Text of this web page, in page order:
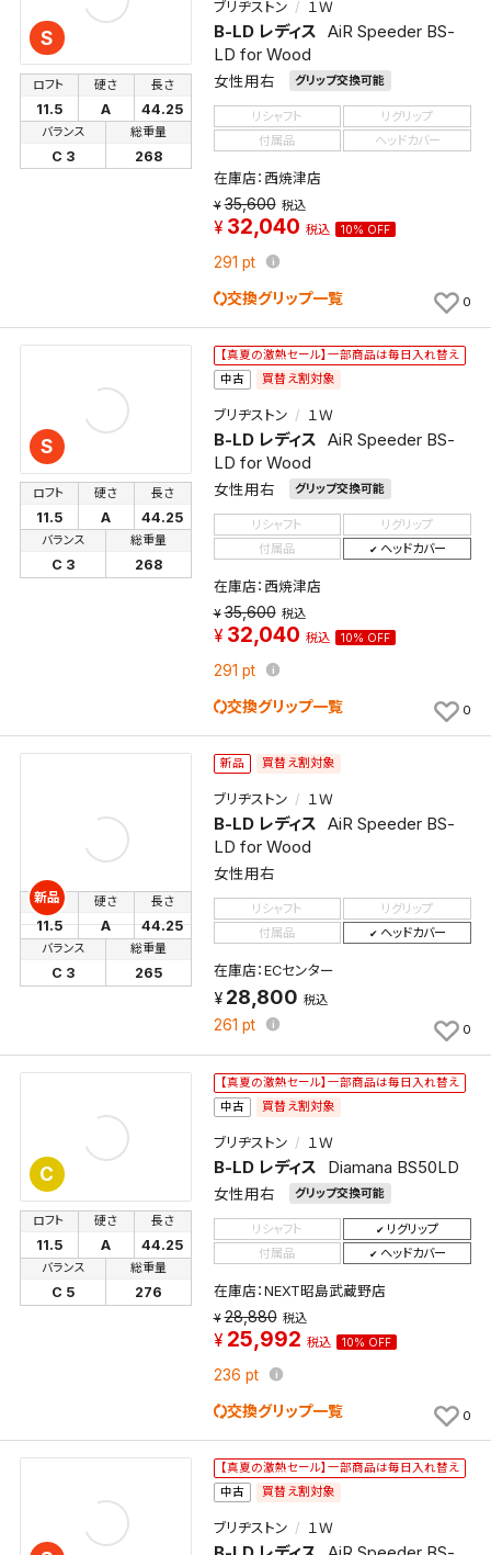
S
ブリヂストン １Ｗ
B-LD レディス AiR Speeder BS-
LD for Wood
女性用右 グリップ交換可能
ロフト
11.5
硬さ
A
長さ
44.25
バランス
C 3
総重量
268
リシャフト
リグリップ
付属品
ヘッドカバー
在庫店：西焼津店
35,600 税込
32,040 税込 10% OFF
291 pt
交換グリップ一覧 0
S
【真夏の激熱セール】一部商品は毎日入れ替え
中古
買替え割対象
ブリヂストン １Ｗ
B-LD レディス AiR Speeder BS-
LD for Wood
女性用右 グリップ交換可能
ロフト
11.5
硬さ
A
長さ
44.25
バランス
C 3
総重量
268
リシャフト
リグリップ
付属品
ヘッドカバー
在庫店：西焼津店
35,600 税込
32,040 税込 10% OFF
291 pt
交換グリップ一覧 0
新品
新品 買替え割対象
ブリヂストン １Ｗ
B-LD レディス AiR Speeder BS-
LD for Wood
女性用右
ロフト
11.5
硬さ
A
長さ
44.25
バランス
C 3
総重量
265
リシャフト
リグリップ
付属品
ヘッドカバー
在庫店：ECセンター
28,800 税込
261 pt 0
C
【真夏の激熱セール】一部商品は毎日入れ替え
中古
買替え割対象
ブリヂストン １Ｗ
B-LD レディス Diamana BS50LD
女性用右
グリップ交換可能
ロフト
11.5
硬さ
A
長さ
44.25
バランス
C 5
総重量
276
リシャフト
リグリップ
付属品
ヘッドカバー
在庫店：NEXT昭島武蔵野店
28,880 税込
25,992 税込 10% OFF
236 pt
交換グリップ一覧 0
【真夏の激熱セール】一部商品は毎日入れ替え
中古
買替え割対象
ブリヂストン １Ｗ
新着通知
新着通知を「する」にすると、この条件に一致する商品
が入荷した際に、メール及びお客様のアカウント内の
「お知らせ」で通知します。
保存された検索条件は変更できません。
件一覧」から画面を表示し、条件を変更の上、保存し直
してください。
保存する
キャンセル
検索条件を保存
検索条件を保存しました。
これまで保存した検索条件は、マイページの「保存検
索条件一覧」で確認できます。